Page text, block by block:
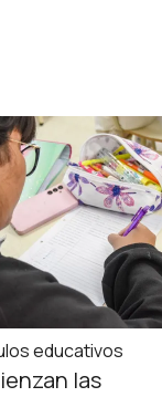
educativos
las